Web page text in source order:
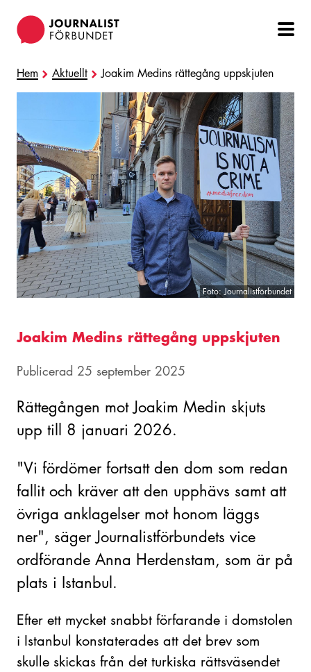
Hem Aktuellt Joakim Medins rättegång uppskjuten
Foto: Journalistförbundet
Joakim Medins rättegång uppskjuten
Publicerad 25 september 2025
Rättegången mot Joakim Medin skjuts
upp till 8 januari 2026.
"Vi fördömer fortsatt den dom som redan
fallit och kräver att den upphävs samt att
övriga anklagelser mot honom läggs
ner", säger Journalistförbundets vice
ordförande Anna Herdenstam, som är på
plats i Istanbul.
Efter ett mycket snabbt förfarande i domstolen
i Istanbul konstaterades att det brev som
skulle skickas från det turkiska rättsväsendet